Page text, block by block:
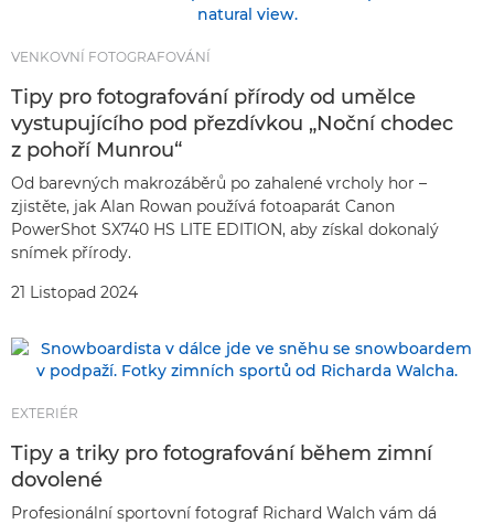
VENKOVNÍ FOTOGRAFOVÁNÍ
Tipy pro fotografování přírody od umělce
vystupujícího pod přezdívkou „Noční chodec
z pohoří Munrou“
Od barevných makrozáběrů po zahalené vrcholy hor –
zjistěte, jak Alan Rowan používá fotoaparát Canon
PowerShot SX740 HS LITE EDITION, aby získal dokonalý
snímek přírody.
21 Listopad 2024
EXTERIÉR
Tipy a triky pro fotografování během zimní
dovolené
Profesionální sportovní fotograf Richard Walch vám dá